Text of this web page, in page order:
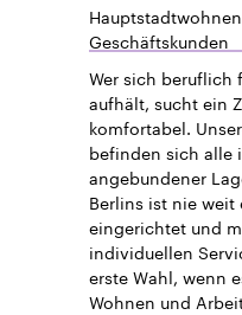
Geschäftskunden
Wer sich beruflich
aufhält, sucht ein
komfortabel.
befinden sich alle
angebundener
Berlins ist nie
eingerichtet und
individuellen
erste Wahl, wenn
Wohnen und